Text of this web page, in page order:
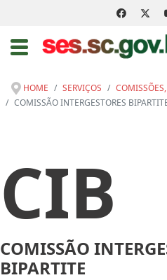
HOME SERVIÇOS
COMISSÃO INTERGESTORES
CIB
COMISSÃO
BIPARTITE